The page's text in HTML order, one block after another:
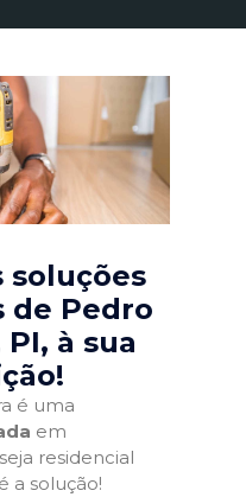
soluções
de Pedro
, à sua
é uma
em
residencial
a solução!